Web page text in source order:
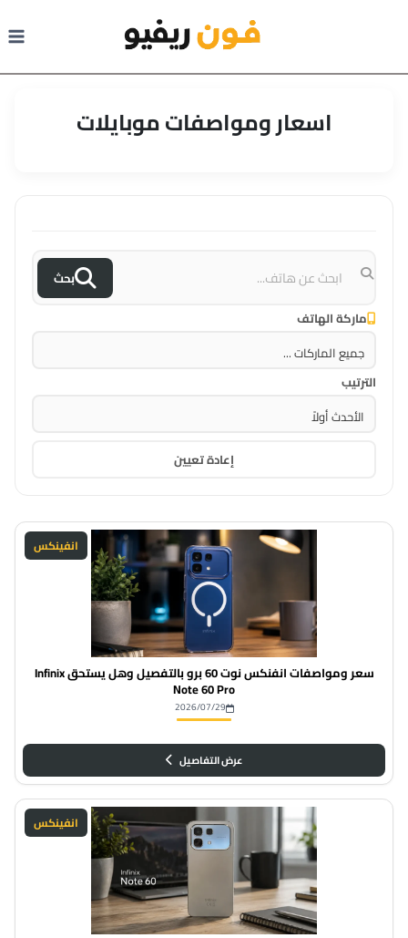
المحتوى
اسعار ومواصفات موبايلات
بحث
ماركة الهاتف
الترتيب
إعادة تعيين
انفينكس
سعر ومواصفات انفنكس نوت 60 برو بالتفصيل وهل يستحق Infinix
Note 60 Pro
2026/07/29
عرض التفاصيل
انفينكس